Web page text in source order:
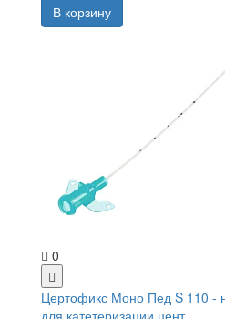
В корзину
0
Цертофикс Моно Пед S 110 -
для катетеризации цент...